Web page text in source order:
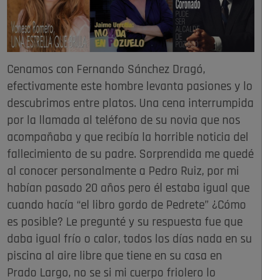
Cenamos con Fernando Sánchez Dragó,
efectivamente este hombre levanta pasiones y lo
descubrimos entre platos. Una cena interrumpida
por la llamada al teléfono de su novia que nos
acompañaba y que recibía la horrible noticia del
fallecimiento de su padre. Sorprendida me quedé
al conocer personalmente a Pedro Ruiz, por mi
habían pasado 20 años pero él estaba igual que
cuando hacía “el libro gordo de Pedrete” ¿Cómo
es posible? Le pregunté y su respuesta fue que
daba igual frío o calor, todos los días nada en su
piscina al aire libre que tiene en su casa en
Prado Largo, no se si mi cuerpo friolero lo